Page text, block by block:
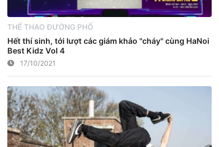
THỂ THAO ĐƯỜNG PHỐ
Hết thí sinh, tới lượt các giám khảo "cháy" cùng HaNoi
Best Kidz Vol 4
17/10/2021